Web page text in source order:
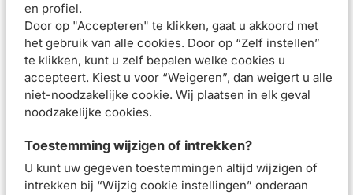
en profiel.
Door op "Accepteren" te klikken, gaat u akkoord met
het gebruik van alle cookies. Door op “Zelf instellen”
te klikken, kunt u zelf bepalen welke cookies u
accepteert. Kiest u voor “Weigeren”, dan weigert u alle
niet-noodzakelijke cookie. Wij plaatsen in elk geval
noodzakelijke cookies.
Toestemming wijzigen of intrekken?
U kunt uw gegeven toestemmingen altijd wijzigen of
intrekken bij “Wijzig cookie instellingen” onderaan
Beoordelingen (
Aanbevolen artikelen voorVichy Minéral 89
Hydratatie Boost Routine kit
Vichy Liftactiv Retinol
Specialist Anti-
Kit
Vichy Dercos Sterker